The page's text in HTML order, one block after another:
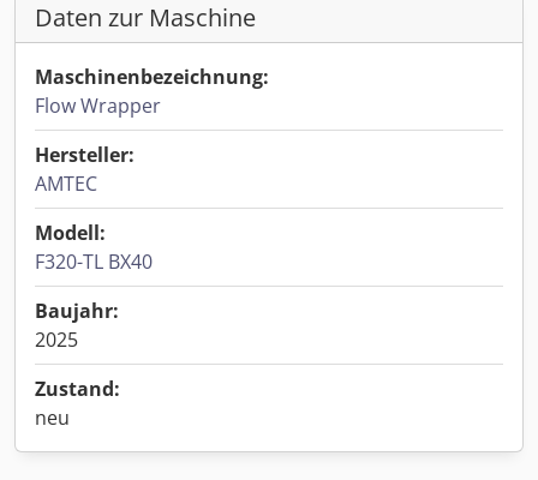
Daten zur Maschine
Maschinenbezeichnung:
Flow Wrapper
Hersteller:
AMTEC
Modell:
F320-TL BX40
Baujahr:
2025
Zustand:
neu